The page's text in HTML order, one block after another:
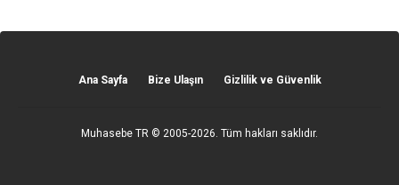
Ana Sayfa Bize Ulaşın Gizlilik ve Güvenlik
Muhasebe TR © 2005-2026. Tüm hakları saklıdır.